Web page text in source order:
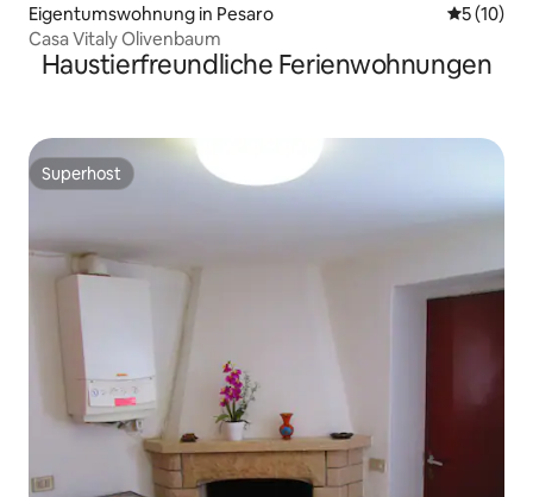
Eigentumswohnung in Pesaro
5 (10)
Casa Vitaly Olivenbaum
Haustierfreundliche Ferienwohnungen
Superhost
Superhost